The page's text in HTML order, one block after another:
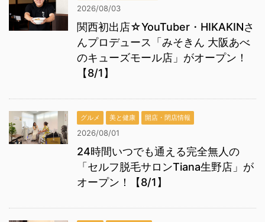
2026/08/03
関西初出店☆YouTuber・HIKAKINさ
んプロデュース「みそきん 大阪あべ
のキューズモール店」がオープン！
【8/1】
グルメ 美と健康 開店・閉店情報
2026/08/01
24時間いつでも通える完全無人の
「セルフ脱毛サロンTiana生野店」が
オープン！【8/1】